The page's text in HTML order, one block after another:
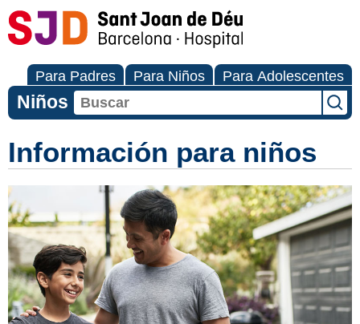
Para Padres Para Niños Para Adolescentes
Niños
Información para niños